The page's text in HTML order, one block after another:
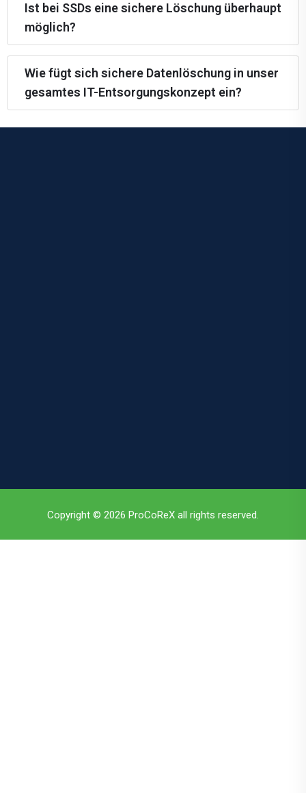
Ist bei SSDs eine sichere Löschung überhaupt
möglich?
Wie fügt sich sichere Datenlöschung in unser
gesamtes IT-Entsorgungskonzept ein?
Copyright © 2026 ProCoReX all rights reserved.